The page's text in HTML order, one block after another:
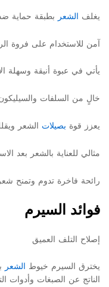
يغلف الشعر بطبقة حماية ضد
آمن للاستخدام على فروة
يأتي في عبوة أنيقة وسهلة
خالٍ من السلفات والسيليكون
يعزز قوة بصيلات الشعر
مثالي للعناية بالشعر بعد
رائحة فاخرة تدوم وتمنح
فوائد السيرم
إصلاح التلف العميق
يخترق السيرم خيوط الشعر
الناتج عن الصبغات وأدوات